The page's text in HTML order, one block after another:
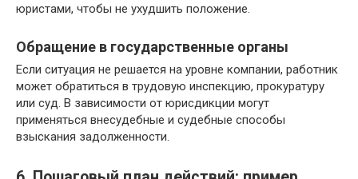
юристами, чтобы не ухудшить положение.
Обращение в государственные органы
Если ситуация не решается на уровне компании, работник
может обратиться в трудовую инспекцию, прокуратуру
или суд. В зависимости от юрисдикции могут
применяться внесудебные и судебные способы
взыскания задолженности.